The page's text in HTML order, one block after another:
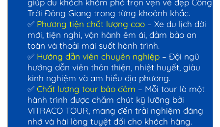
Trời Đông Giang trong từng khoảnh khắc.
✅ Phương tiện chất lượng cao – Xe du lịch đời
mới, tiện nghi, vận hành êm ái, đảm bảo an
toàn và thoải mái suốt hành trình.
✅ Hướng dẫn viên chuyên nghiệp – Đội ngũ
hướng dẫn viên thân thiện, nhiệt huyết, giàu
kinh nghiệm và am hiểu địa phương.
✅ Chất lượng tour bảo đảm – Mỗi tour là một
hành trình được chăm chút kỹ lưỡng bởi
VITRACO TOUR, mang đến trải nghiệm đáng
nhớ và hài lòng tuyệt đối cho khách hàng.